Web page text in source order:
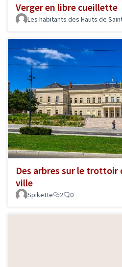
Verger en libre cueillette
Les habitants des Hauts de
Des arbres sur le
ville
Spikette 2 0